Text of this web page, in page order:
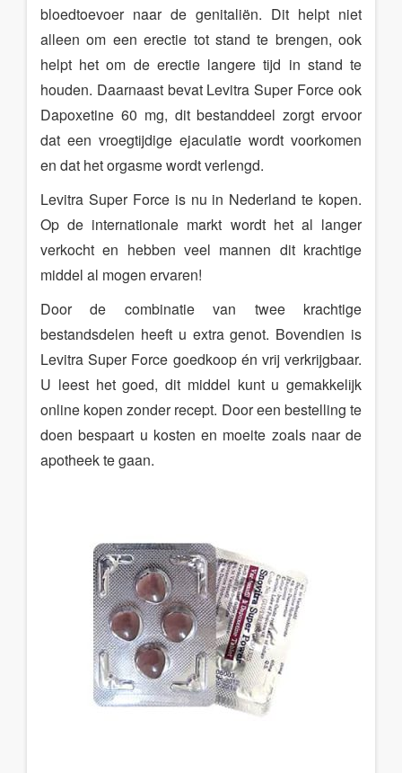
bloedtoevoer naar de genitaliën. Dit helpt niet
alleen om een erectie tot stand te brengen, ook
helpt het om de erectie langere tijd in stand te
houden. Daarnaast bevat Levitra Super Force ook
Dapoxetine 60 mg, dit bestanddeel zorgt ervoor
dat een vroegtijdige ejaculatie wordt voorkomen
en dat het orgasme wordt verlengd.
Levitra Super Force is nu in Nederland te kopen.
Op de internationale markt wordt het al langer
verkocht en hebben veel mannen dit krachtige
middel al mogen ervaren!
Door de combinatie van twee krachtige
bestandsdelen heeft u extra genot. Bovendien is
Levitra Super Force goedkoop én vrij verkrijgbaar.
U leest het goed, dit middel kunt u gemakkelijk
online kopen zonder recept. Door een bestelling te
doen bespaart u kosten en moeite zoals naar de
apotheek te gaan.